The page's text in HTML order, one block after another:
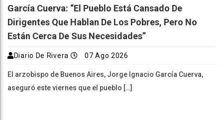
García Cuerva: “El Pueblo Está Cansado De
Dirigentes Que Hablan De Los Pobres, Pero No
Están Cerca De Sus Necesidades”
Diario De Rivera 07 Ago 2026
El arzobispo de Buenos Aires, Jorge Ignacio García Cuerva,
aseguró este viernes que el pueblo […]